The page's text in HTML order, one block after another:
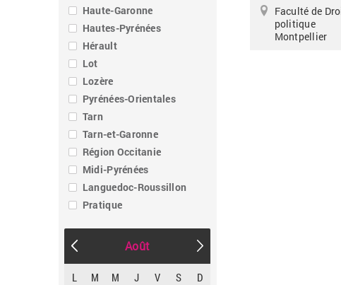
Faculté de
politique
Montpellier
Haute-Garonne
Hautes-Pyrénées
Hérault
Lot
Lozère
Pyrénées-Orientales
Tarn
Tarn-et-Garonne
Région Occitanie
Midi-Pyrénées
Languedoc-Roussillon
Pratique
Août
L M M J V S
D